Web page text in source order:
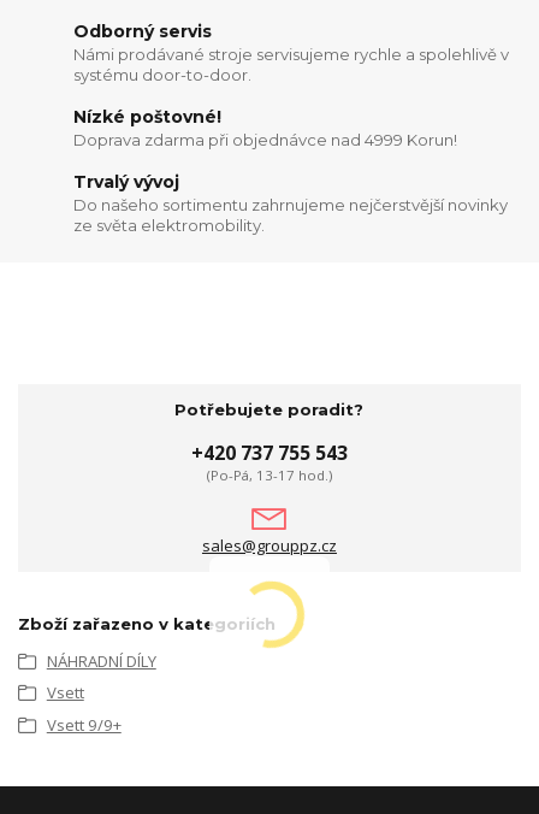
Odborný servis
Námi prodávané stroje servisujeme rychle a spolehlivě v
systému door-to-door.
Nízké poštovné!
Doprava zdarma při objednávce nad 4999 Korun!
Trvalý vývoj
Do našeho sortimentu zahrnujeme nejčerstvější novinky
ze světa elektromobility.
Potřebujete poradit?
+420 737 755 543
(Po-Pá, 13-17 hod.)
sales@grouppz.cz
Zboží zařazeno v kategoriích
NÁHRADNÍ DÍLY
Vsett
Vsett 9/9+